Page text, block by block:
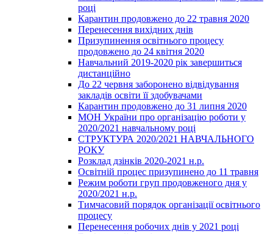
році
Карантин продовжено до 22 травня 2020
Перенесення вихідних днів
Призупинення освітнього процесу
продовжено до 24 квітня 2020
Навчальний 2019-2020 рік завершиться
дистанційно
До 22 червня заборонено відвідування
закладів освіти її здобувачами
Карантин продовжено до 31 липня 2020
МОН України про організацію роботи у
2020/2021 навчальному році
СТРУКТУРА 2020/2021 НАВЧАЛЬНОГО
РОКУ
Розклад дзінків 2020-2021 н.р.
Освітній процес призупинено до 11 травня
Режим роботи груп продовженого дня у
2020/2021 н.р.
Тимчасовий порядок організації освітнього
процесу
Перенесення робочих днів у 2021 році